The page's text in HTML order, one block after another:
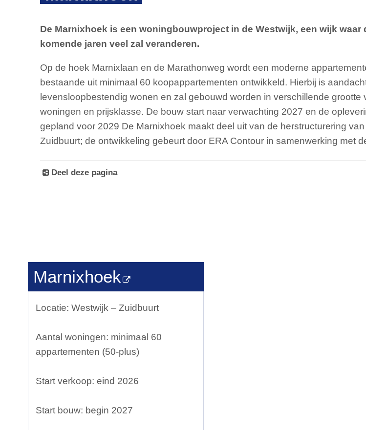
De Marnixhoek is een woningbouwproject in de Westwijk, een wijk waar
komende jaren veel zal veranderen.
Op de hoek Marnixlaan en de Marathonweg wordt een moderne
bestaande uit minimaal 60 koopappartementen ontwikkeld. Hierbij is
levensloopbestendig wonen en zal gebouwd worden in verschillende grootte
woningen en prijsklasse. De bouw start naar verwachting 2027 en de
gepland voor 2029 De Marnixhoek maakt deel uit van de herstructurering van
Zuidbuurt; de ontwikkeling gebeurt door ERA Contour in samenwerking met
Deel deze pagina
Marnixhoek
Locatie: Westwijk – Zuidbuurt
Aantal woningen: minimaal 60
appartementen (50-plus)
Start verkoop: eind 2026
Start bouw: begin 2027